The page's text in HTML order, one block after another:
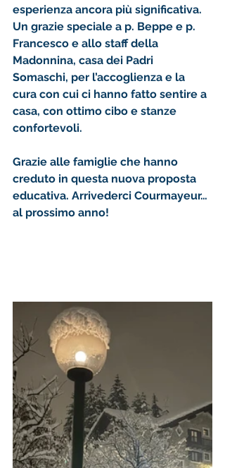
esperienza ancora più significativa.
Un grazie speciale a p. Beppe e p.
Francesco e allo staff della
Madonnina, casa dei Padri
Somaschi, per l’accoglienza e la
cura con cui ci hanno fatto sentire a
casa, con ottimo cibo e stanze
confortevoli.
Grazie alle famiglie che hanno
creduto in questa nuova proposta
educativa. Arrivederci Courmayeur…
al prossimo anno!